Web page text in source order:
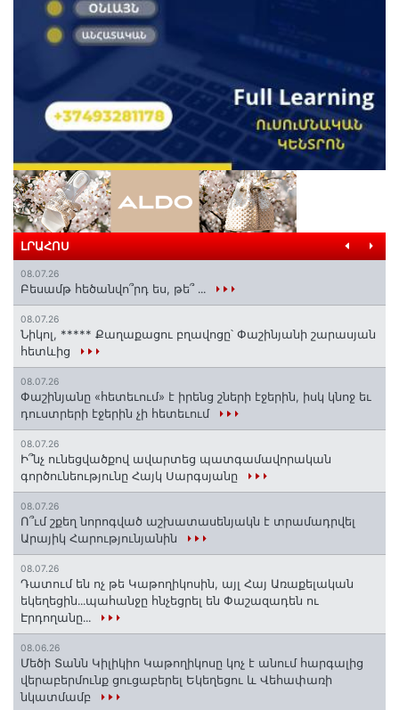
ԼՐԱՀՈՍ
08.07.26
Բեսամթ հեծանվո՞րդ ես, թե՞ ․․․
08.07.26
Նիկոլ, ***** Քաղաքացու բղավոցը՝ Փաշինյանի շարասյան
հետևից
08.07.26
Փաշինյանը «հետեւում» է իրենց շների էջերին, իսկ կնոջ եւ
դուստրերի էջերին չի հետեւում
08.07.26
Ի՞նչ ունեցվածքով ավարտեց պատգամավորական
գործունեությունը Հայկ Սարգսյանը
08.07.26
Ո՞ւմ շքեղ նորոգված աշխատասենյակն է տրամադրվել
Արայիկ Հարությունյանին
08.07.26
Դատում են ոչ թե Կաթողիկոսին, այլ Հայ Առաքելական
եկեղեցին․․․պահանջը հնչեցրել են Փաշազադեն ու
Էրդողանը․․․
08.06.26
Մեծի Տանն Կիլիկիո Կաթողիկոսը կոչ է անում հարգալից
վերաբերմունք ցուցաբերել Եկեղեցու և Վեհափառի
նկատմամբ